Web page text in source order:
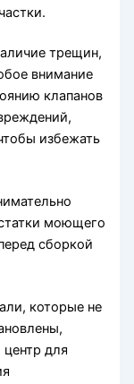
трещин,
внимание
клапанов
избежать
моющего
сборкой
которые не
для